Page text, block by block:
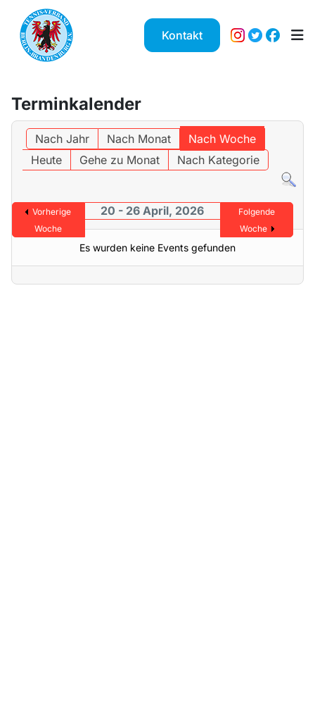
Kontakt
Terminkalender
Nach Jahr Nach Monat
Nach Woche
Heute
Gehe zu Monat Nach Kategorie
Vorherige
Woche
20 - 26 April, 2026
Folgende
Woche
Es wurden keine Events gefunden